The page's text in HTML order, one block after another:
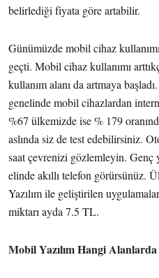
belirlediği fiyata göre artabilir.
Günümüzde mobil cihaz
geçti. Mobil cihaz kullanımı
kullanım alanı da artmaya
genelinde mobil cihazlardan
%67 ülkemizde ise % 179
aslında siz de test edebilirsiniz.
saat çevrenizi gözlemleyin. Genç
elinde akıllı telefon görürsünüz.
Yazılım ile geliştirilen
miktarı ayda 7.5 TL.
Mobil Yazılım Hangi Alanlarda